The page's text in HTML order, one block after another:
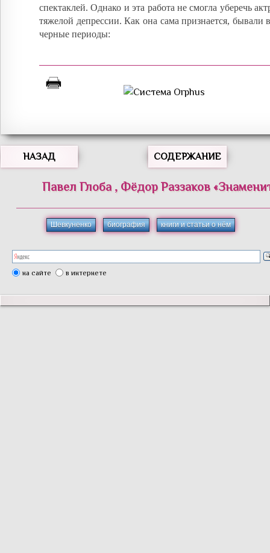
спектаклей. Однако и эта работа не смогла уберечь
тяжелой депрессии. Как она сама признается, бывали
черные периоды:
НАЗАД СОДЕРЖАНИЕ
Павел Глоба , Фёдор Раззаков«
Шевкуненко биография книги и статьи о нём
на сайте в интернете